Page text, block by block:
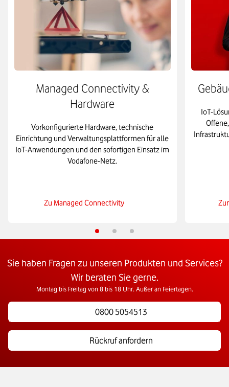
Managed Connectivity &
Hardware
Vorkonfigurierte Hardware, technische
Einrichtung und Verwaltungsplattformen für alle
IoT-Anwendungen und den sofortigen Einsatz im
Vodafone-Netz.
Zu Managed Connectivity
IoT-
Sie haben Fragen zu unseren Produkten und Services?
Wir beraten Sie gerne.
Montag bis Freitag von 8 bis 18 Uhr. Außer an Feiertagen.
0800 5054513
Rückruf anfordern